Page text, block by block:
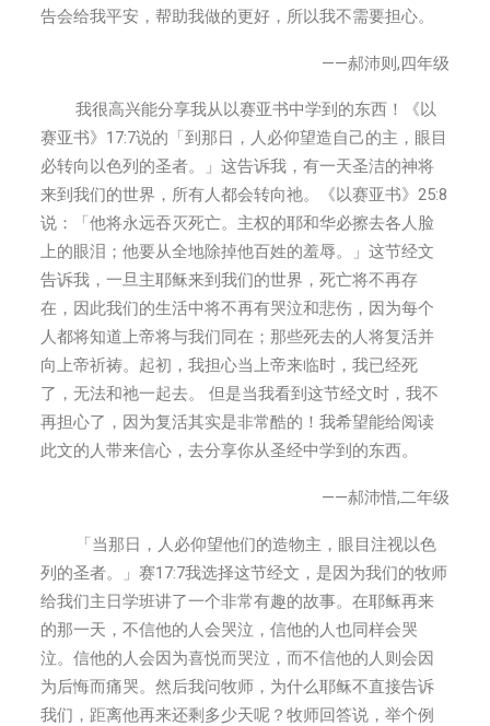
告会给我平安，帮助我做的更好，所以我不需要担心。
——郝沛则,四年级
我很高兴能分享我从以赛亚书中学到的东西！《以
赛亚书》17:7说的「到那日，人必仰望造自己的主，眼目
必转向以色列的圣者。」这告诉我，有一天圣洁的神将
来到我们的世界，所有人都会转向祂。《以赛亚书》25:8
说：「他将永远吞灭死亡。主权的耶和华必擦去各人脸
上的眼泪；他要从全地除掉他百姓的羞辱。」这节经文
告诉我，一旦主耶稣来到我们的世界，死亡将不再存
在，因此我们的生活中将不再有哭泣和悲伤，因为每个
人都将知道上帝将与我们同在；那些死去的人将复活并
向上帝祈祷。起初，我担心当上帝来临时，我已经死
了，无法和祂一起去。 但是当我看到这节经文时，我不
再担心了，因为复活其实是非常酷的！我希望能给阅读
此文的人带来信心，去分享你从圣经中学到的东西。
——郝沛惜,二年级
「当那日，人必仰望他们的造物主，眼目注视以色
列的圣者。」赛17:7我选择这节经文，是因为我们的牧师
给我们主日学班讲了一个非常有趣的故事。在耶稣再来
的那一天，不信他的人会哭泣，信他的人也同样会哭
泣。信他的人会因为喜悦而哭泣，而不信他的人则会因
为后悔而痛哭。然后我问牧师，为什么耶稣不直接告诉
我们，距离他再来还剩多少天呢？牧师回答说，举个例